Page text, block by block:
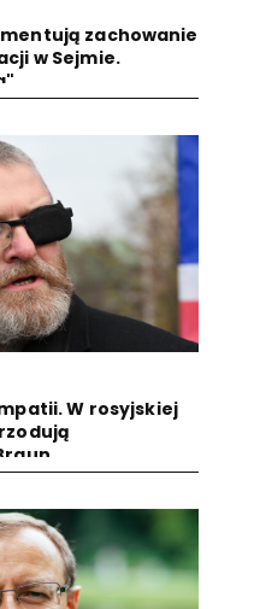
zachowanie
w Sejmie.
W rosyjskiej